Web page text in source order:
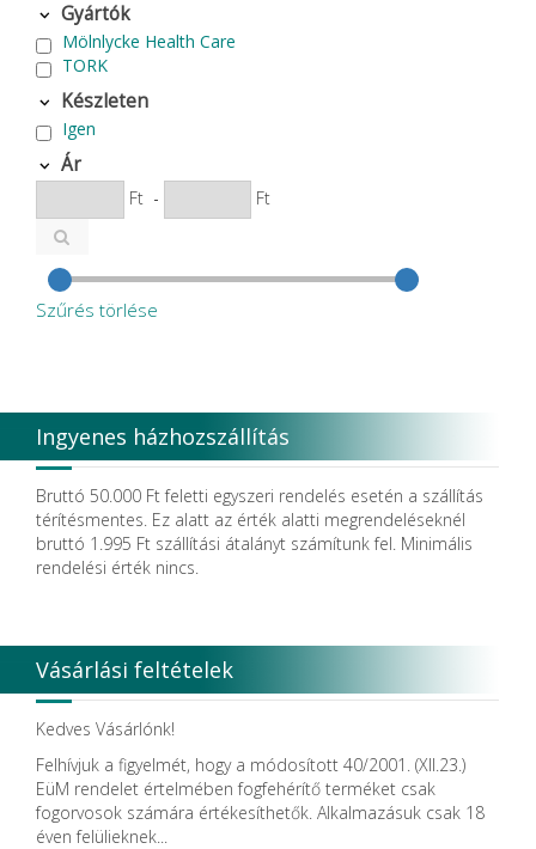
Gyártók
Mölnlycke Health Care
TORK
Készleten
Igen
Ár
Ft - Ft
Szűrés törlése
Ingyenes házhozszállítás
Bruttó 50.000 Ft feletti egyszeri rendelés esetén a szállítás
térítésmentes. Ez alatt az érték alatti megrendeléseknél
bruttó 1.995 Ft szállítási átalányt számítunk fel. Minimális
rendelési érték nincs.
Vásárlási feltételek
Kedves Vásárlónk!
Felhívjuk a figyelmét, hogy a módosított 40/2001. (XII.23.)
EüM rendelet értelmében fogfehérítő terméket csak
fogorvosok számára értékesíthetők. Alkalmazásuk csak 18
éven felülieknek...